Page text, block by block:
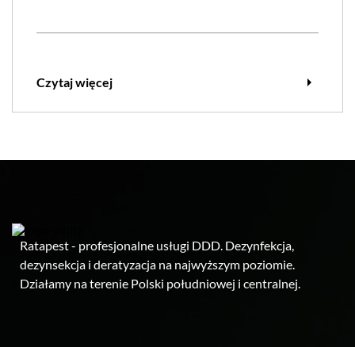
Czytaj więcej arrow_right
Ratapest - profesjonalne usługi DDD. Dezynfekcja,
dezynsekcja i deratyzacja na najwyższym poziomie.
Działamy na terenie Polski południowej i centralnej.